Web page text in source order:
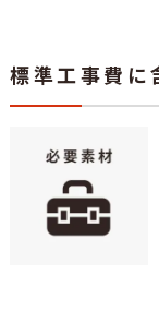
標準工事費に